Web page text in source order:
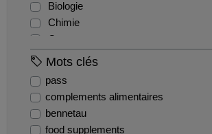
Biologie
Chimie
Commerce
Comptabilité et gestion financière
Droit civil
Droit constitutionnel
Mots clés
pass
complements alimentaires
bennetau
food supplements